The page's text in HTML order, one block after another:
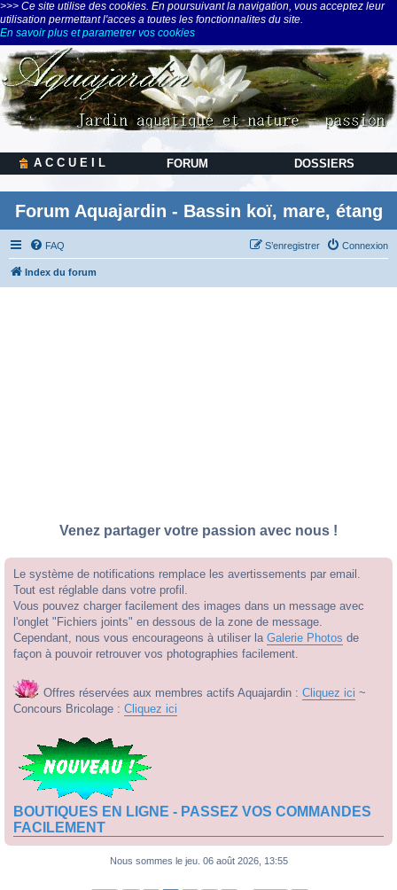
>>> Ce site utilise des cookies. En poursuivant la navigation, vous acceptez leur
utilisation permettant l'acces a toutes les fonctionnalites du site.
En savoir plus et parametrer vos cookies
A C C U E I L FORUM DOSSIERS
Forum Aquajardin - Bassin koï, mare, étang
FAQ Connexion
S’enregistrer
Index du forum
Venez partager votre passion avec nous !
Le système de notifications remplace les avertissements par email.
Tout est réglable dans votre profil.
Vous pouvez charger facilement des images dans un message avec
l'onglet "Fichiers joints" en dessous de la zone de message.
Cependant, nous vous encourageons à utiliser la Galerie Photos de
façon à pouvoir retrouver vos photographies facilement.
Offres réservées aux membres actifs Aquajardin : Cliquez ici ~
Concours Bricolage : Cliquez ici
BOUTIQUES EN LIGNE - PASSEZ VOS COMMANDES
FACILEMENT
Nous sommes le jeu. 06 août 2026, 13:55